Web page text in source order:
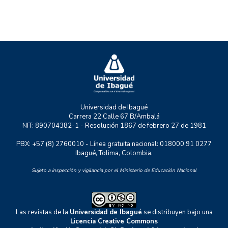
RASTRO URBANO
Universidad de Ibagué
Carrera 22 Calle 67 B/Ambalá
NIT: 890704382-1 - Resolución 1867 de febrero 27 de 1981
PBX: +57 (8) 2760010 - Línea gratuita nacional: 018000 91 0277
Ibagué, Tolima, Colombia.
Sujeto a inspección y vigilancia por el Ministerio de Educación Nacional
Las revistas de la Universidad de Ibagué se distribuyen bajo una
Licencia Creative Commons